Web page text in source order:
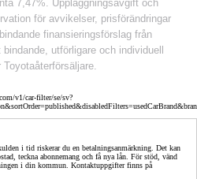
7,47%. Uppläggningsavgift och
för avvikelser, prisförändringar
finansieringsförslag från
utförligare och individuell
v1/car-filter/se/sv?
i tid riskerar du en betalningsanmärkning. Det kan
teckna abonnemang och få nya lån. För stöd, vänd
i din kommun. Kontaktuppgifter finns på